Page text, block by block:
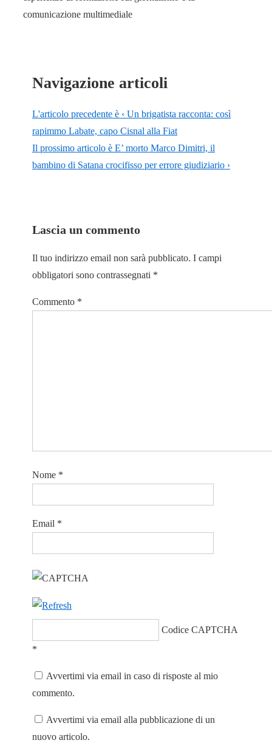
comunicazione multimediale
Navigazione articoli
L'articolo precedente è ‹ Un brigatista racconta: così
rapimmo Labate, capo Cisnal alla Fiat
Il prossimo articolo è E’ morto Marco Dimitri, il
bambino di Satana crocifisso per errore giudiziario ›
Lascia un commento
Il tuo indirizzo email non sarà pubblicato. I campi
obbligatori sono contrassegnati *
Commento *
Nome *
Email *
Codice CAPTCHA
*
Avvertimi via email in caso di risposte al mio
commento.
Avvertimi via email alla pubblicazione di un
nuovo articolo.